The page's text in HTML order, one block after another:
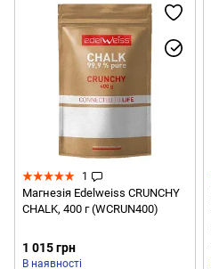
1
Магнезія Edelweiss CRUNCHY
CHALK, 400 г (WCRUN400)
1 015 грн
В наявності